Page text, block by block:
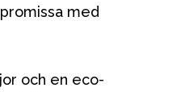
med
och en eco-